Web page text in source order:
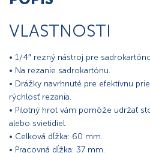
VLASTNOSTI
• 1/4″ rezný nástroj pre
• Na rezanie sadrokartónu.
• Drážky navrhnuté pre efektívnu
rýchlosť rezania.
• Pilotný hrot vám pomôže udržať
alebo svietidiel.
• Celková dĺžka: 60 mm.
• Pracovná dĺžka: 37 mm.